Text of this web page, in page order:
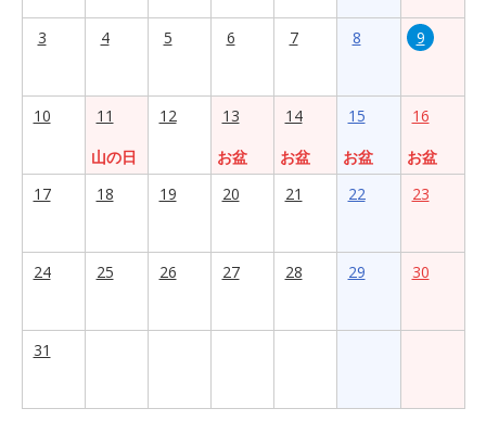
3 4 5 6 7 8 9
10
11
山の日
12
13
お盆
14
お盆
15
お盆
16
お盆
17
18 19 20 21 22 23
24 25 26 27 28 29 30
31